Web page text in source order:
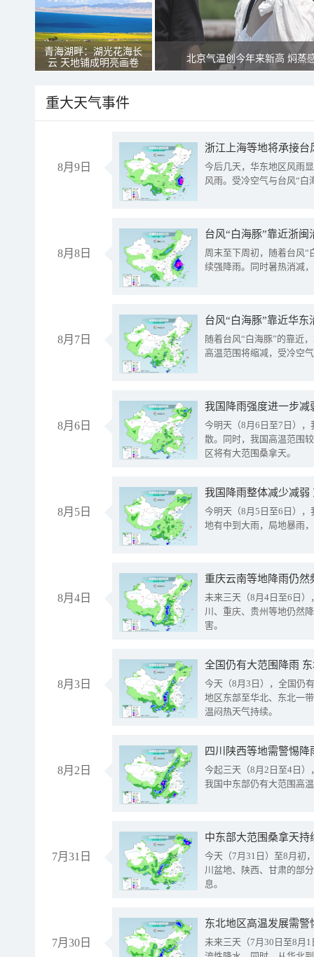
青海湖畔：湖光花海长
云 天地铺成明亮画卷
北京气温创今年来新高 焖蒸
重大天气事件
8月9日
浙江上海等地将承接台
今后几天，华东地区风雨
风雨。受冷空气与台风“白
8月8日
台风“白海豚”靠近浙
周末至下周初，随着台风“
续强降雨。同时暑热消减
8月7日
台风“白海豚”靠近华
随着台风“白海豚”的靠近
高温范围将缩减，受冷空
8月6日
今明天（8月6日至7日）
散。同时，我国高温范围
区将有大范围桑拿天。
8月5日
我国降雨整体减少减弱
今明天（8月5日至6日）
地有中到大雨，局地暴雨
8月4日
重庆云南等地降雨仍然
未来三天（8月4日至6日
川、重庆、贵州等地仍然
害。
8月3日
全国仍有大范围降雨
今天（8月3日），全国仍
地区东部至华北、东北一
温闷热天气持续。
8月2日
今起三天（8月2日至4日
我国中东部仍有大范围高
7月31日
中东部大范围桑拿天
今天（7月31日）至8月初
川盆地、陕西、甘肃的部
息。
7月30日
东北地区高温发展需
未来三天（7月30日至8月